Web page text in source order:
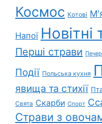
Космос Котові
Напої Новітні
Перші страви
Події Польська кухня
явища та стихії
Свята Скарби Спорт
Страви з